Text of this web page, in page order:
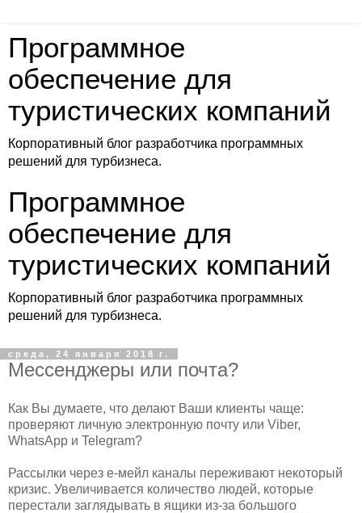
Программное
обеспечение для
туристических компаний
Корпоративный блог разработчика программных
решений для турбизнеса.
Программное
обеспечение для
туристических компаний
Корпоративный блог разработчика программных
решений для турбизнеса.
среда, 24 января 2018 г.
Мессенджеры или почта?
Как Вы думаете, что делают Ваши клиенты чаще:
проверяют личную электронную почту или Viber,
WhatsApp и Telegram?
Рассылки через е-мейл каналы переживают некоторый
кризис. Увеличивается количество людей, которые
перестали заглядывать в ящики из-за большого